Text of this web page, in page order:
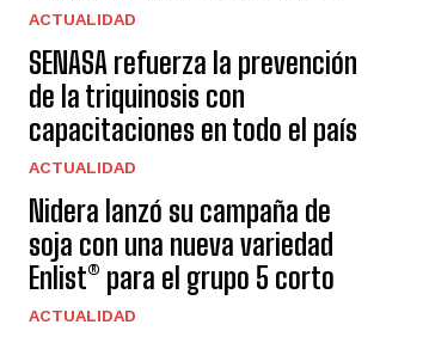
ACTUALIDAD
SENASA refuerza la prevención
de la triquinosis con
capacitaciones en todo el país
ACTUALIDAD
Nidera lanzó su campaña de
soja con una nueva variedad
Enlist® para el grupo 5 corto
ACTUALIDAD